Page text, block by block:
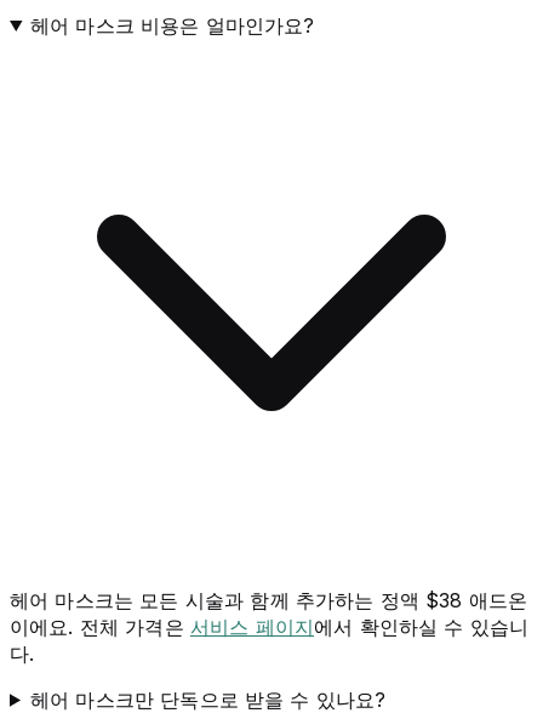
헤어 마스크 비용은 얼마인가요?
헤어 마스크는 모든 시술과 함께 추가하는 정액 $38 애드온
이에요. 전체 가격은 서비스 페이지에서 확인하실 수 있습니
다.
헤어 마스크만 단독으로 받을 수 있나요?